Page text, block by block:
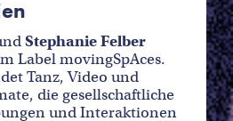
Stephanie Felber
Label movingSpAces.
Tanz, Video und
die gesellschaftliche
und Interaktionen